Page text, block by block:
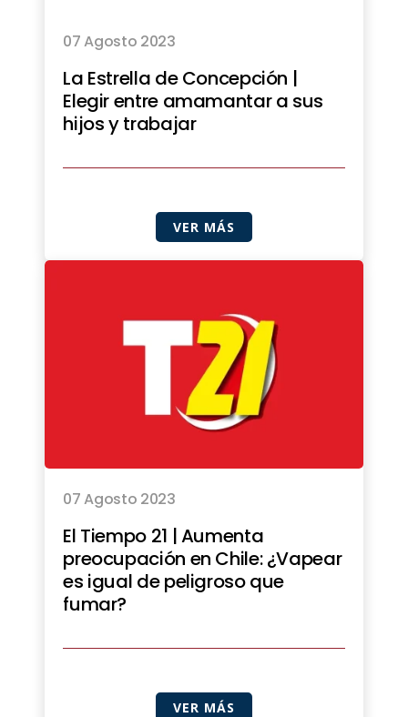
07 Agosto 2023
La Estrella de Concepción |
Elegir entre amamantar a sus
hijos y trabajar
VER MÁS
07 Agosto 2023
El Tiempo 21 | Aumenta
preocupación en Chile: ¿Vapear
es igual de peligroso que
fumar?
VER MÁS